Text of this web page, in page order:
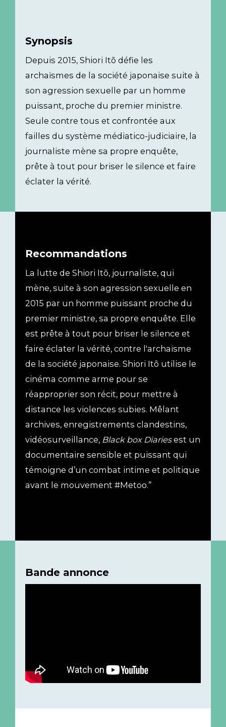
Synopsis
Depuis 2015, Shiori Itō défie les
archaïsmes de la société japonaise suite à
son agression sexuelle par un homme
puissant, proche du premier ministre.
Seule contre tous et confrontée aux
failles du système médiatico-judiciaire, la
journaliste mène sa propre enquête,
prête à tout pour briser le silence et faire
éclater la vérité.
Recommandations
La lutte de Shiori Itō, journaliste, qui
mène, suite à son agression sexuelle en
2015 par un homme puissant proche du
premier ministre, sa propre enquête. Elle
est prête à tout pour briser le silence et
faire éclater la vérité, contre l'archaïsme
de la société japonaise. Shiori Itō utilise le
cinéma comme arme pour se
réapproprier son récit, pour mettre à
distance les violences subies. Mêlant
archives, enregistrements clandestins,
vidéosurveillance, Black box Diariesest un
documentaire sensible et puissant qui
témoigne d’un combat intime et politique
avant le mouvement #Metoo.”
Bande annonce